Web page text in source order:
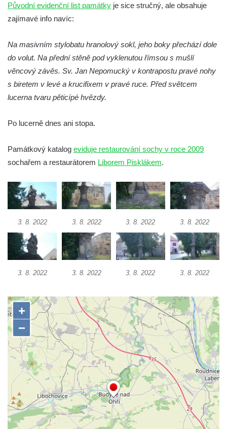
Socha svatého Vincence Ferrerského na
Socha svatého Josefa na nádvoří kláštera
Socha svaté Anny na nádvoří kláštera
Socha svatého Dominika na nádvoří
kláštera dominikánů v Českých
Sousoší Kalvárie před klášterem
dominikánů u Piaristického náměstí v
Českých Budějovicích
Socha svatého Václava u pramene v
Semilech
Pamětní deska na biskupské rezidenci v
Českých Budějovicích
Pamětní deska Josefa Hloucha na
biskupské rezidenci v Českých
Budějovicích
Socha žáby u rybníčku na Náměstí v
Kamenném Újezdě
Pamětní kámen družebních obcí Kamenný
Újezd a Krauchthal v parku na Náměstí v
Kamenném Újezdě
Původní evidenční list památky je sice stručný, ale obsahuje
zajímavé info navíc:
Na masivním stylobatu hranolový sokl, jeho boky přechází dole
do volut. Na přední stěně pod vyklenutou římsou s mušlí
věncový závěs. Sv. Jan Nepomucký v kontrapostu pravé nohy
s biretem v levé a krucifixem v pravé ruce. Před světcem
lucerna tvaru pěticípé hvězdy.
Po lucerně dnes ani stopa.
Památkový katalog eviduje restaurování sochy v roce 2009
sochařem a restaurátorem Liborem Pisklákem.
3. 8. 2022 3. 8. 2022 3. 8. 2022 3. 8. 2022
3. 8. 2022 3. 8. 2022 3. 8. 2022 3. 8. 2022